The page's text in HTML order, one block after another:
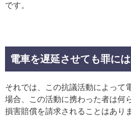
です。
電車を遅延させても罪に
それでは、この抗議活動によって
場合、この活動に携わった者は何
損害賠償を請求されることはあり